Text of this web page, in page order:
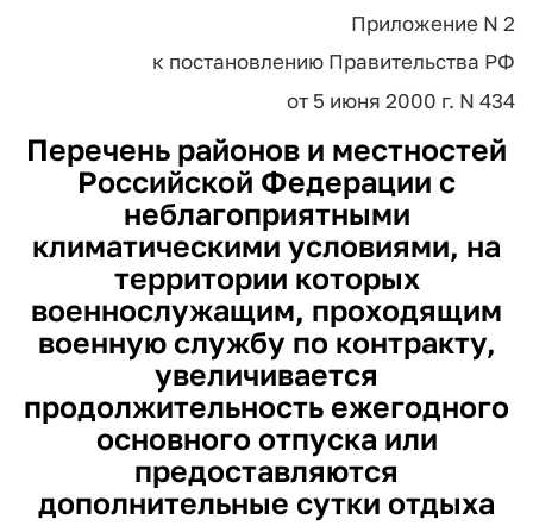
Приложение N 2
к постановлению Правительства РФ
от 5 июня 2000 г. N 434
Перечень районов и местностей
Российской Федерации с
неблагоприятными
климатическими условиями, на
территории которых
военнослужащим, проходящим
военную службу по контракту,
увеличивается
продолжительность ежегодного
основного отпуска или
предоставляются
дополнительные сутки отдыха